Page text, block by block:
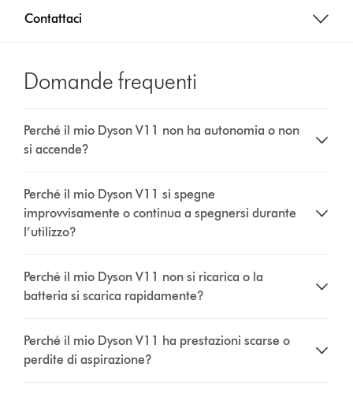
Contattaci
Domande frequenti
Perché il mio Dyson V11 non ha autonomia o non
si accende?
Perché il mio Dyson V11 si spegne
improvvisamente o continua a spegnersi durante
l’utilizzo?
Perché il mio Dyson V11 non si ricarica o la
batteria si scarica rapidamente?
Perché il mio Dyson V11 ha prestazioni scarse o
perdite di aspirazione?